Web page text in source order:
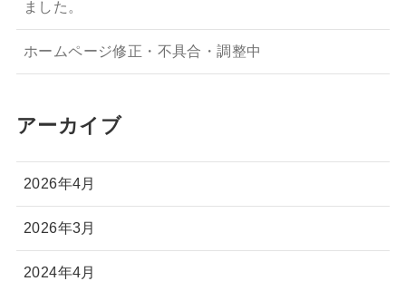
ました。
ホームページ修正・不具合・調整中
アーカイブ
2026年4月
2026年3月
2024年4月